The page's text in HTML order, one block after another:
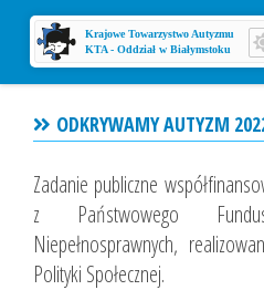
Krajowe Towarzystwo Autyzmu
KTA - Oddział w Białymstoku
ODKRYWAMY AUTYZM
Zadanie publiczne
z Państwowego
Niepełnosprawnych,
Polityki Społecznej.